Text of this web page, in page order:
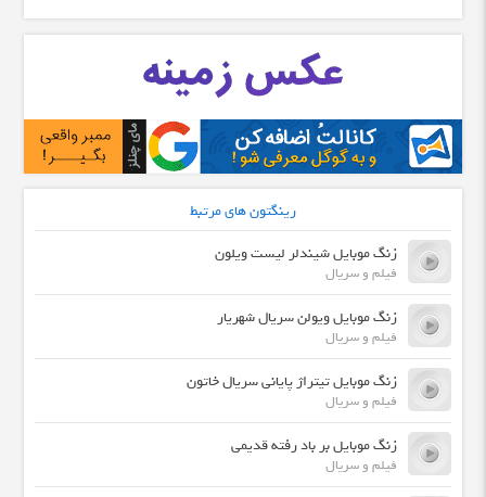
رینگتون های مرتبط
زنگ موبایل شیندلر لیست ویلون
فیلم و سریال
زنگ موبایل ویولن سریال شهریار
فیلم و سریال
زنگ موبایل تیتراژ پایانی سریال خاتون
فیلم و سریال
زنگ موبایل بر باد رفته قدیمی
فیلم و سریال